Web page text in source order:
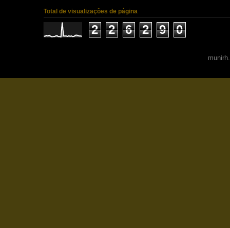
Total de visualizações de página
2 2 6 2 9 0